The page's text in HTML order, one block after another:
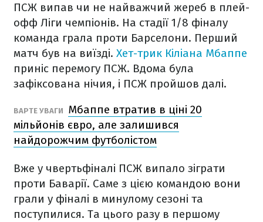
ПСЖ випав чи не найважчий жереб в плей-
офф Ліги чемпіонів. На стадії 1/8 фіналу
команда грала проти Барселони. Перший
матч був на виїзді. Хет-трик Кіліана Мбаппе
приніс перемогу ПСЖ. Вдома була
зафіксована нічия, і ПСЖ пройшов далі.
ВАРТЕ УВАГИ
Мбаппе втратив в ціні 20
мільйонів євро, але залишився
найдорожчим футболістом
Вже у чвертьфіналі ПСЖ випало зіграти
проти Баварії. Саме з цією командою вони
грали у фіналі в минулому сезоні та
поступилися. Та цього разу в першому